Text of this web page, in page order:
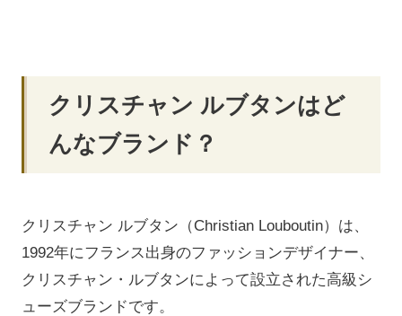
クリスチャン ルブタンはど
んなブランド？
クリスチャン ルブタン（Christian Louboutin）は、
1992年にフランス出身のファッションデザイナー、
クリスチャン・ルブタンによって設立された高級シ
ューズブランドです。